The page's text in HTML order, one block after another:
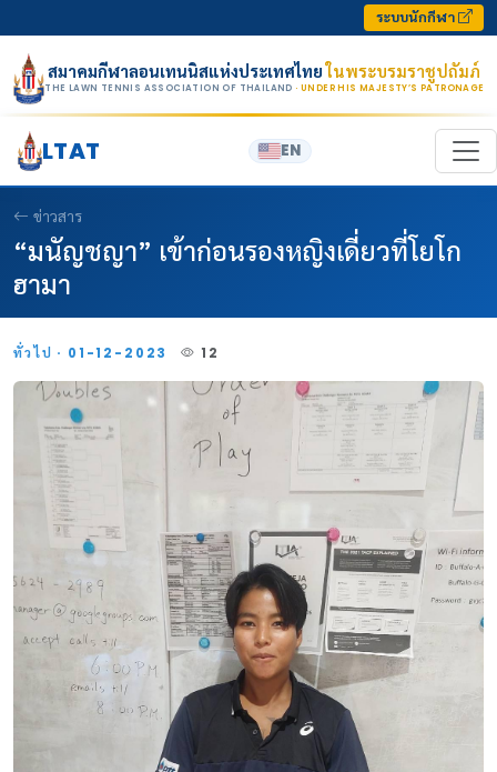
ระบบนักกีฬา
สมาคมกีฬาลอนเทนนิสแห่งประเทศไทยในพระบรมราชูปถัมภ์
THE LAWN TENNIS ASSOCIATION OF THAILAND · UNDER HIS MAJESTY’S PATRONAGE
LTAT EN
ข่าวสาร
“มนัญชญา” เข้าก่อนรองหญิงเดี่ยวที่โยโก
ฮามา
ทั่วไป · 01-12-2023 12